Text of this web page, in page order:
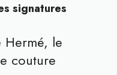
signatures
Hermé, le
couture